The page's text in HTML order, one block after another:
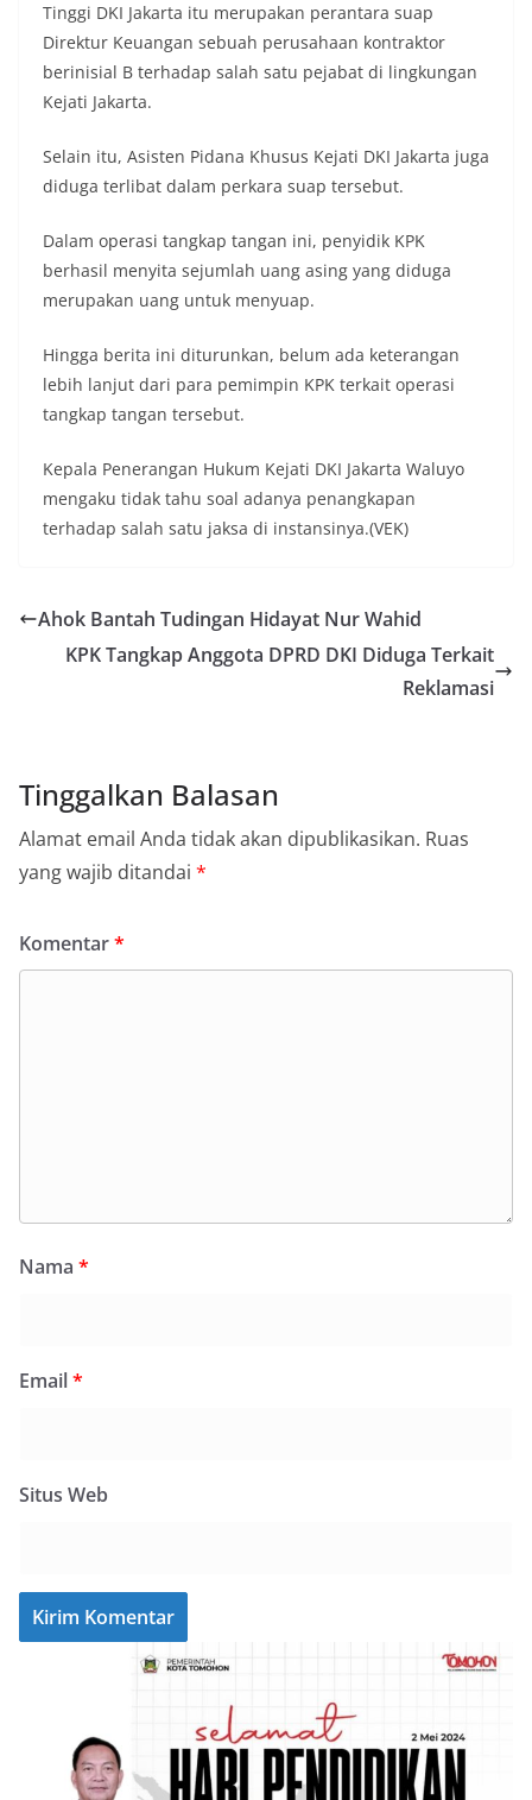
Tinggi DKI Jakarta itu merupakan perantara suap
Direktur Keuangan sebuah perusahaan kontraktor
berinisial B terhadap salah satu pejabat di lingkungan
Kejati Jakarta.
Selain itu, Asisten Pidana Khusus Kejati DKI Jakarta juga
diduga terlibat dalam perkara suap tersebut.
Dalam operasi tangkap tangan ini, penyidik KPK
berhasil menyita sejumlah uang asing yang diduga
merupakan uang untuk menyuap.
Hingga berita ini diturunkan, belum ada keterangan
lebih lanjut dari para pemimpin KPK terkait operasi
tangkap tangan tersebut.
Kepala Penerangan Hukum Kejati DKI Jakarta Waluyo
mengaku tidak tahu soal adanya penangkapan
terhadap salah satu jaksa di instansinya.(VEK)
Ahok Bantah Tudingan Hidayat Nur Wahid
KPK Tangkap Anggota DPRD DKI Diduga Terkait
Reklamasi
Tinggalkan Balasan
Alamat email Anda tidak akan dipublikasikan. Ruas
yang wajib ditandai *
Komentar*
Nama *
Email*
Situs Web